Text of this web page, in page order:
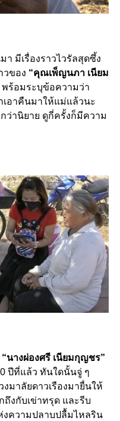
มีเรื่องราวไวรัลสุดซึ้ง
วของ “คุณเพ็ญนภา เนียม
ร้อมระบุข้อความว่า
เอาคืนมาให้แม่แล้วนะ
ว่านิยาย ดูกี่ครั้งก็มีความ
“นางผ่องศรี เนียมกุญชร”
ปีที่แล้ว ทันใดนั้นจู่ ๆ
มาลัยดาวเรืองมายื่นให้
ถึงกับเข่าทรุด และรีบ
ความปลาบปลื้มไหลริน